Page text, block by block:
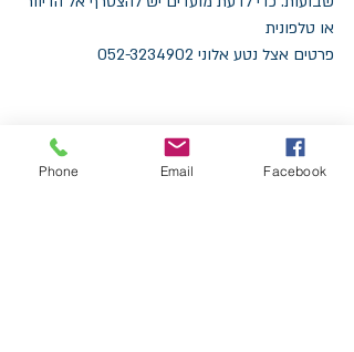
או טלפונית
פרטים אצל נטע אלוני 052-3234902
הערה חשובה:
  יש להימנע מסווט לודג במצבים של מחלות
Phone Email Facebook